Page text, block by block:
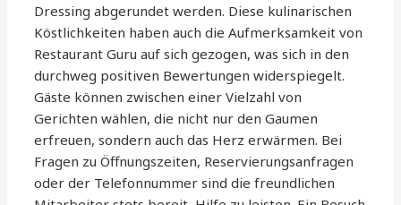
Dressing abgerundet werden. Diese kulinarischen
Köstlichkeiten haben auch die Aufmerksamkeit von
Restaurant Guru auf sich gezogen, was sich in den
durchweg positiven Bewertungen widerspiegelt.
Gäste können zwischen einer Vielzahl von
Gerichten wählen, die nicht nur den Gaumen
erfreuen, sondern auch das Herz erwärmen. Bei
Fragen zu Öffnungszeiten, Reservierungsanfragen
oder der Telefonnummer sind die freundlichen